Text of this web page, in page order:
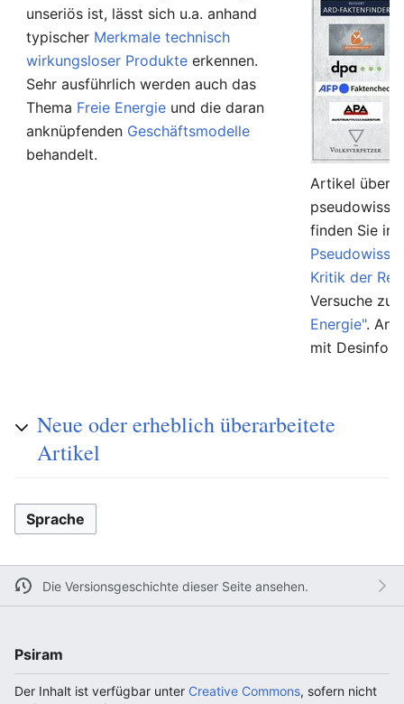
unseriös ist, lässt sich u.a. anhand
typischer Merkmale technisch
wirkungsloser Produkte erkennen.
Sehr ausführlich werden auch das
Thema Freie Energie und die daran
anknüpfenden Geschäftsmodelle
behandelt.
Artikel über
finden Sie in
Kritik der
Versuche
Energie".
mit
Neue oder erheblich überarbeitete
Artikel
Sprache
Die Versionsgeschichte dieser Seite ansehen.
Psiram
Der Inhalt ist verfügbar unter Creative Commons, sofern nicht